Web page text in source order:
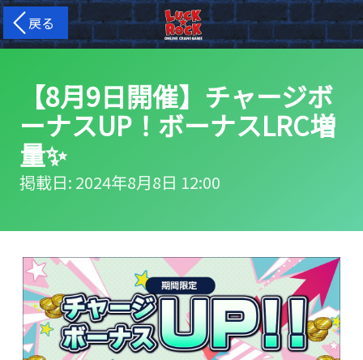
戻る
【8月9日開催】チャージボ
ーナスUP！ボーナスLRC増
量✨
掲載日: 2024年8月8日 12:00